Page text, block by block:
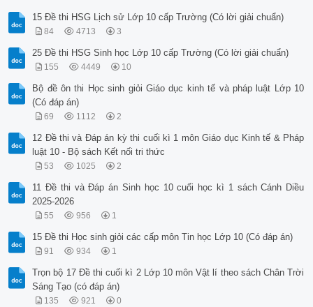
15 Đề thi HSG Lịch sử Lớp 10 cấp Trường (Có lời giải chuẩn)
84 4713 3
25 Đề thi HSG Sinh học Lớp 10 cấp Trường (Có lời giải chuẩn)
155 4449 10
Bộ đề ôn thi Học sinh giỏi Giáo dục kinh tế và pháp luật Lớp 10
(Có đáp án)
69 1112 2
12 Đề thi và Đáp án kỳ thi cuối kì 1 môn Giáo dục Kinh tế & Pháp
luật 10 - Bộ sách Kết nối tri thức
53 1025 2
11 Đề thi và Đáp án Sinh học 10 cuối học kì 1 sách Cánh Diều
2025-2026
55 956 1
15 Đề thi Học sinh giỏi các cấp môn Tin học Lớp 10 (Có đáp án)
91 934 1
Trọn bộ 17 Đề thi cuối kì 2 Lớp 10 môn Vật lí theo sách Chân Trời
Sáng Tạo (có đáp án)
135 921 0